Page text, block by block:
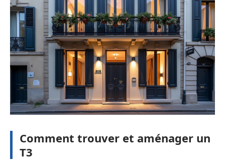
Comment trouver et aménager un
T3